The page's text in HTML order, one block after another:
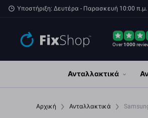
Παράβλεψη στο κύριο περιεχόμενο
Υποστήριξη: Δευτέρα - Παρασκευή 10:00 π.μ.
Over1000
Ανταλλακτικά
Αρχική Ανταλλακτικά